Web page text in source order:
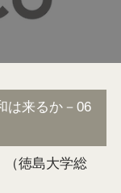
は来るか－06
徳島大学総